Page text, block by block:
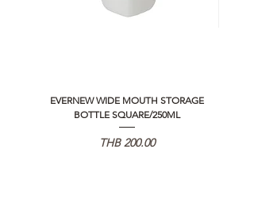
EVERNEW WIDE MOUTH STORAGE
BOTTLE SQUARE/250ML
価格
THB 200.00